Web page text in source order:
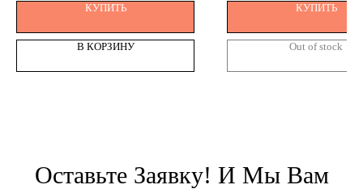
КУПИТЬ
В КОРЗИНУ
КУПИТЬ
Out of stock
Оставьте Заявку! И Мы Вам